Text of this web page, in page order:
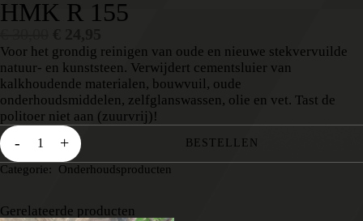
HMK R 155
Voor het grondig reinigen van oude en nieuwe stekvervuilde
natuur- en kunststeen. Verwijdert cementsluier van
kalkhoudende materialen, bouwvuil, oude
onderhoudsmiddelen, zelfglanswassen, olie en vet. Tast de
politoer niet aan (zuurvrij)!
- + BESTELLEN
Categorie: Onderhoudsproducten
Gerelateerde producten